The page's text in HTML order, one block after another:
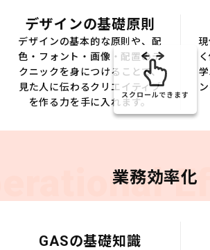
デザインの基礎原則
デザインの基本的な原則や、配
色・フォント・画像・配置のテ
クニックを身につけることで、
見た人に伝わるクリエイティブ
を作る力を手に入れます。
スクロールできます
業務効率化
GASの基礎知識